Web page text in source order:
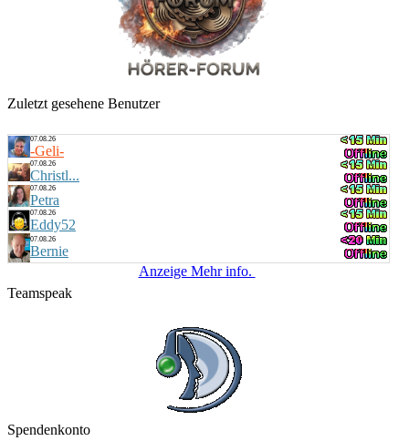
Zuletzt gesehene Benutzer
07.08.26
-Geli-
07.08.26
Christl...
07.08.26
Petra
07.08.26
Eddy52
07.08.26
Bernie
Anzeige Mehr info.
Teamspeak
Spendenkonto